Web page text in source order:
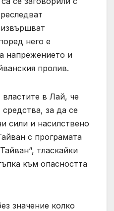
него е
напрежението и
пролив.
в Лай, че
за да се
сили и насилствено
с програмата
тласкайки
към опасността
значение колко